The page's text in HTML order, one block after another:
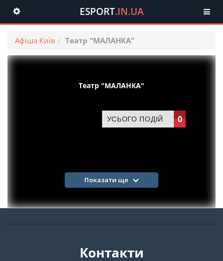
Toggle
navigation
ESPORT.IN.UA
Афіша Київ Театр "МАЛАНКА"
Театр "МАЛАНКА"
УСЬОГО ПОДІЙ 0
Показати ще
Контакти